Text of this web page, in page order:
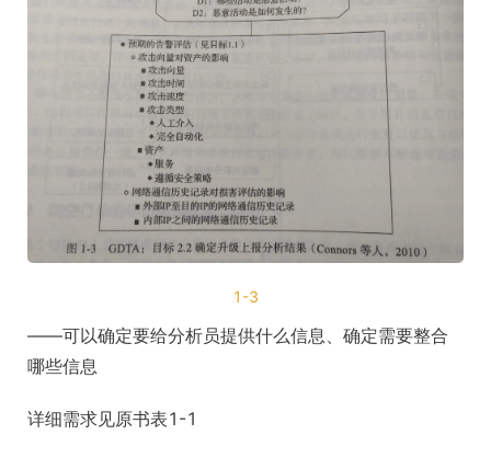
1-3
——可以确定要给分析员提供什么信息、确定需要整合
哪些信息
详细需求见原书表1-1